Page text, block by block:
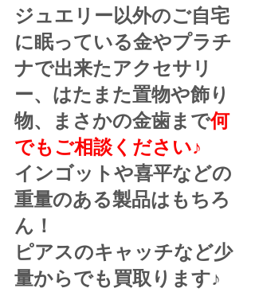
ジュエリー以外のご自宅
に眠っている金やプラチ
ナで出来たアクセサリ
ー、はたまた置物や飾り
物、まさかの金歯まで何
でもご相談ください♪
インゴットや喜平などの
重量のある製品はもちろ
ん！
ピアスのキャッチなど少
量からでも買取ります♪